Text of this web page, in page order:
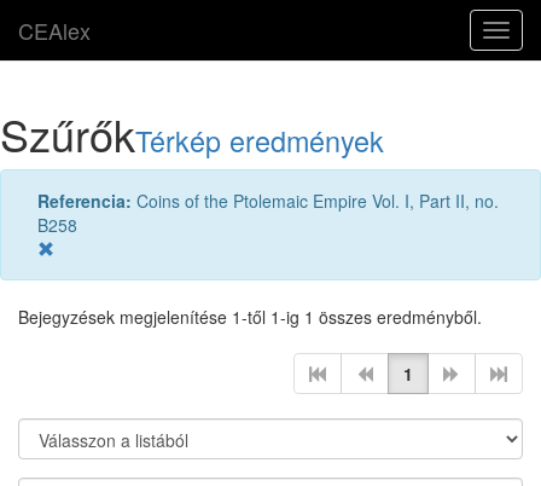
CEAlex
SzűrőkTérkép eredmények
Referencia: Coins of the Ptolemaic Empire Vol. I, Part II, no.
B258
Bejegyzések megjelenítése 1-től 1-ig 1 összes eredményből.
1